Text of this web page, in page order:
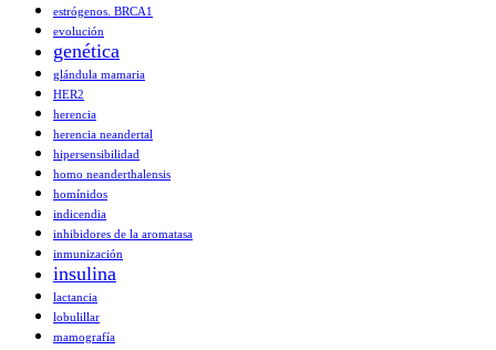
estrógenos. BRCA1
evolución
genética
glándula mamaria
HER2
herencia
herencia neandertal
hipersensibilidad
homo neanderthalensis
homínidos
indicendia
inhibidores de la aromatasa
inmunización
insulina
lactancia
lobulillar
mamografía